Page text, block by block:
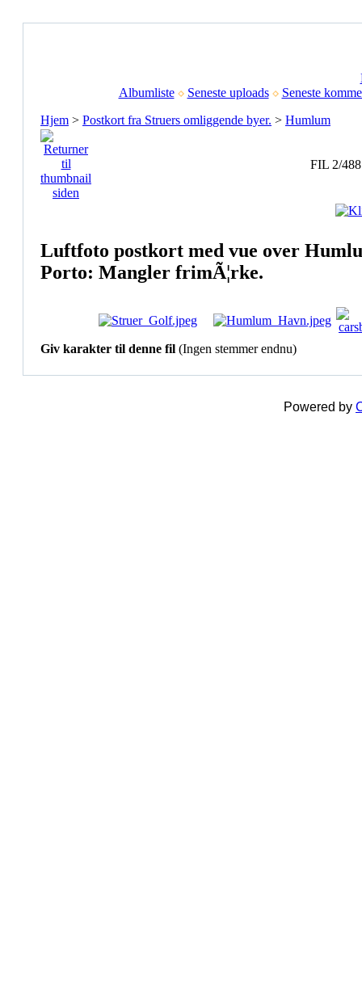
Albumliste
Seneste uploads
Seneste
Hjem > Postkort fra Struers omliggende byer. > Humlum
FIL 2/488
Luftfoto postkort med vue over
Porto: Mangler frimÃ¦rke.
Giv karakter til denne fil (Ingen stemmer endnu)
Powered by